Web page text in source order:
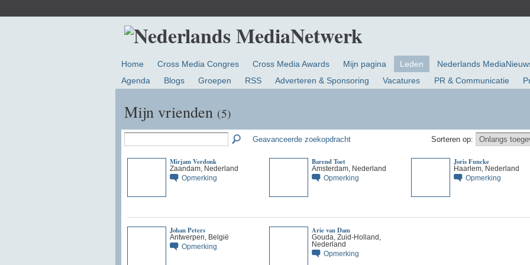
Home Cross Media Congres Cross Media Awards Mijn pagina Leden
Nederlands
Agenda
Blogs Groepen RSS Adverteren & Sponsoring Vacatures PR & Communicatie
Mijn vrienden (5)
Geavanceerde zoekopdracht Sorteren op:
Mirjam Verdonk
Zaandam, Nederland
Opmerking
Barend Toet
Amsterdam, Nederland
Opmerking
Joris Funcke
Haarlem, Nederland
Opmerking
Johan Peters
Antwerpen, België
Opmerking
Arie van Dam
Gouda, Zuid-Holland,
Nederland
Opmerking